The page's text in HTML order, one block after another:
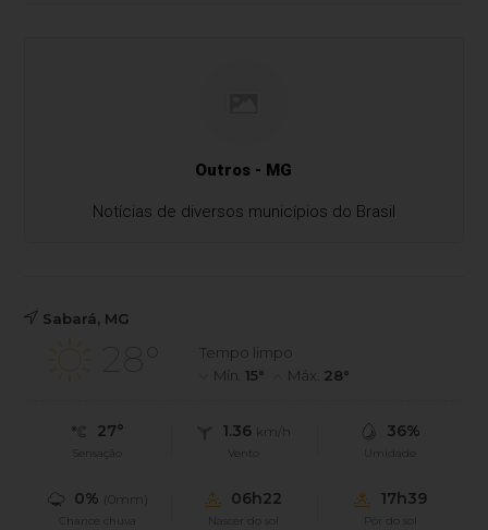
Outros - MG
Notícias de diversos municípios do Brasil
Sabará, MG
28°
Tempo limpo
Mín.15° Máx. 28°
27°
Sensação
1.36 km/h
Vento
36%
Umidade
0% (0mm)
Chance chuva
06h22
Nascer do sol
17h39
Pôr do sol